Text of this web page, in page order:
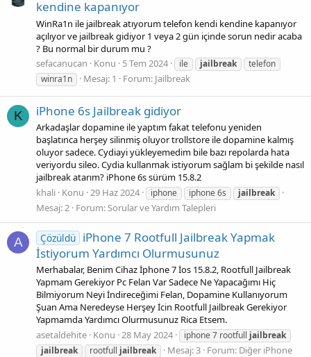
kendine kapanıyor
WinRa1n ile jailbreak atıyorum telefon kendi kendine kapanıyor
açılıyor ve jailbreak gidiyor 1 veya 2 gün içinde sorun nedir acaba
? Bu normal bir durum mu ?
sefacanucan
Konu 5 Tem 2024 ile jailbreak
telefon
winra1n
Mesaj: 1 Forum: Jailbreak
K iPhone 6s Jailbreak gidiyor
Arkadaşlar dopamine ile yaptım fakat telefonu yeniden
başlatınca herşey silinmiş oluyor trollstore ile dopamine kalmış
oluyor sadece. Cydiayi yükleyemedim bile bazı repolarda hata
veriyordu sileo. Cydia kullanmak istiyorum sağlam bi şekilde nasıl
jailbreak atarım? iPhone 6s sürüm 15.8.2
khali Konu 29 Haz 2024 iphone iphone 6s jailbreak
Mesaj: 2 Forum:Sorular ve Yardım Talepleri
A Çözüldü iPhone 7 Rootfull Jailbreak Yapmak
İstiyorum Yardımcı Olurmusunuz
Merhabalar, Benim Cihaz İphone 7 İos 15.8.2, Rootfull Jailbreak
Yapmam Gerekiyor Pc Felan Var Sadece Ne Yapacağımı Hiç
Bilmiyorum Neyi İndireceğimi Felan, Dopamine Kullanıyorum
Şuan Ama Neredeyse Herşey İcin Rootfull Jailbreak Gerekiyor
Yapmamda Yardımcı Olurmusunuz Rica Etsem.
asetaldehite Konu 28 May 2024 iphone 7 rootfull jailbreak
jailbreak
rootfull jailbreak Mesaj: 3 Forum: Diğer iPhone